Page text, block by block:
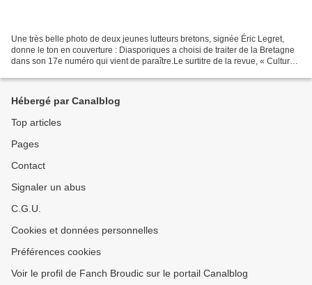
Une très belle photo de deux jeunes lutteurs bretons, signée Éric Legret,
donne le ton en couverture : Diasporiques a choisi de traiter de la Bretagne
dans son 17e numéro qui vient de paraître.Le surtitre de la revue, « Cultures
Hébergé par Canalblog
Top articles
Pages
Contact
Signaler un abus
C.G.U.
Cookies et données personnelles
Préférences cookies
Voir le profil de Fanch Broudic sur le portail Canalblog